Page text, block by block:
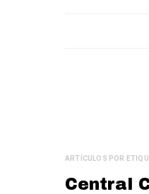
ARTÍCULOS POR
Central